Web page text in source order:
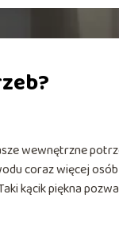
wewnętrzne
coraz więcej osób
kącik piękna